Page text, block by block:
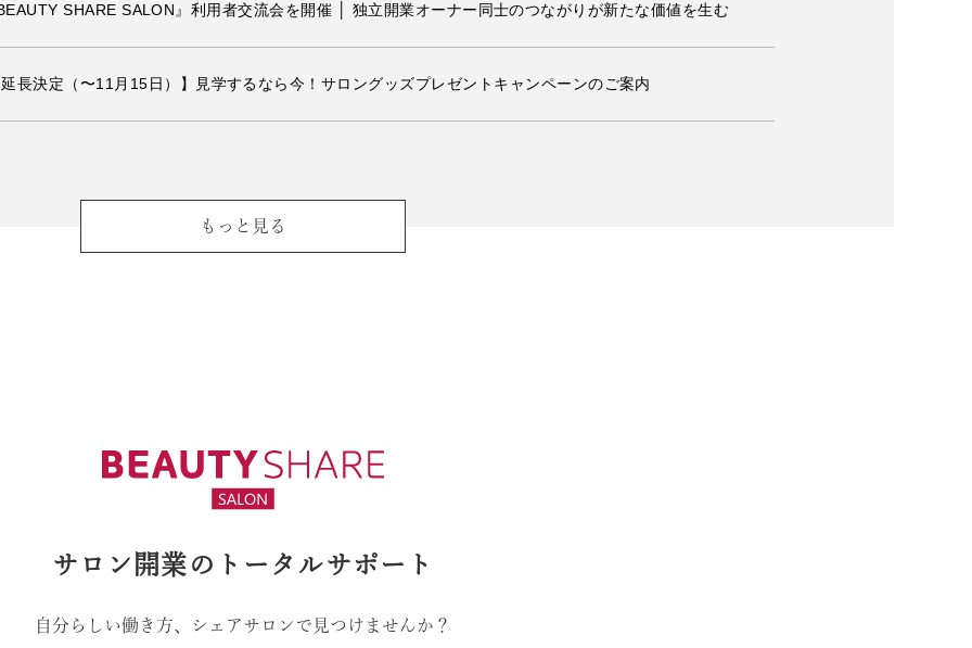
SHARE SALON』利用者交流会を開催 │ 独立開業オーナー同士のつながりが新たな価値を生む
長決定（〜11月15日）】見学するなら今！サロングッズプレゼントキャンペーンのご案内
もっと見る
サロン開業のトータルサポート
自分らしい働き方、シェアサロンで見つけませんか？